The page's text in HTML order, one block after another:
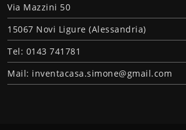
Via Mazzini 50
15067 Novi Ligure (Alessandria)
Tel: 0143 741781
Mail: inventacasa.simone@gmail.com